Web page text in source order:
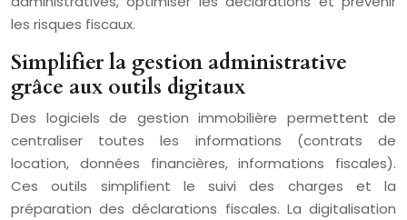
les risques fiscaux.
Simplifier la gestion administrative
grâce aux outils digitaux
Des logiciels de gestion immobilière permettent de
centraliser toutes les informations (contrats de
location, données financières, informations fiscales).
Ces outils simplifient le suivi des charges et la
préparation des déclarations fiscales. La digitalisation